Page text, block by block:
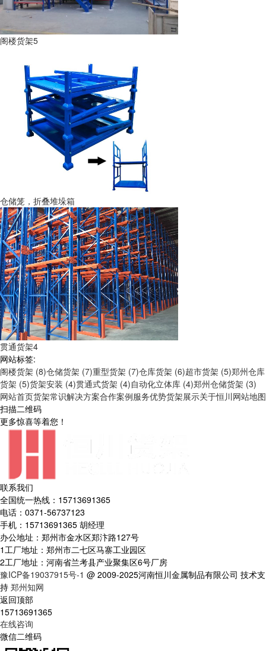
阁楼货架5
仓储笼，折叠堆垛箱
贯通货架4
网站标签:
阁楼货架 (8)仓储货架 (7)重型货架 (7)仓库货架 (6)超市货架 (5)郑州仓库
货架 (5)货架安装 (4)贯通式货架 (4)自动化立体库 (4)郑州仓储货架 (3)
网站首页货架常识解决方案合作案例服务优势货架展示关于恒川网站地图
扫描二维码
更多惊喜等着您！
联系我们
全国统一热线：15713691365
电话：0371-56737123
手机：15713691365 胡经理
办公地址：郑州市金水区郑汴路127号
1工厂地址：郑州市二七区马寨工业园区
2工厂地址：河南省兰考县产业聚集区6号厂房
豫ICP备19037915号-1 @ 2009-2025河南恒川金属制品有限公司 技术支
持 郑州知网
返回顶部
15713691365
在线咨询
微信二维码